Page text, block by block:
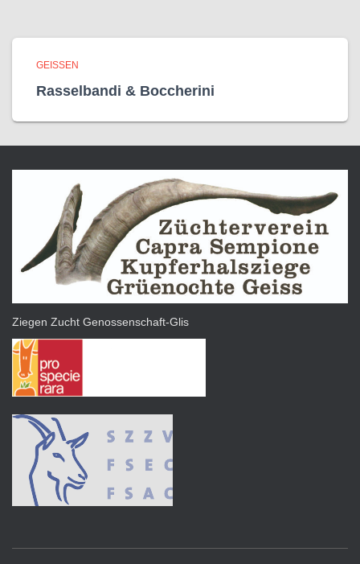
GEISSEN
Rasselbandi & Boccherini
Ziegen Zucht Genossenschaft-Glis